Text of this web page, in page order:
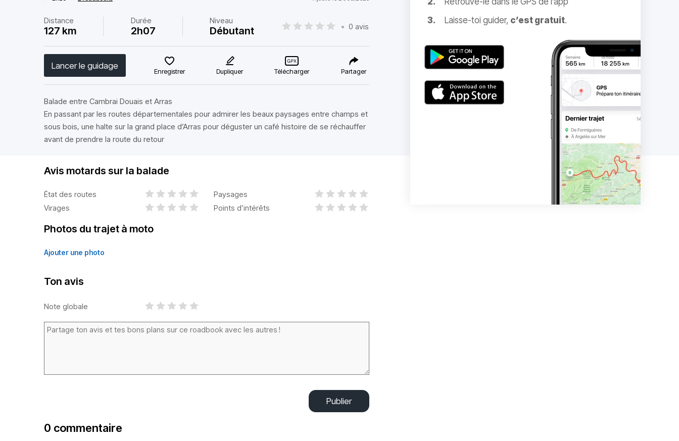
Distance
127 km
Durée
2h07
Niveau
Débutant • 0 avis
Lancer le guidage
Enregistrer Dupliquer Télécharger Partager
Balade entre Cambrai Douais et Arras
En passant par les routes départementales pour admirer les beaux paysages entre champs et
sous bois, une halte sur la grand place d’Arras pour déguster un café histoire de se réchauffer
avant de prendre la route du retour
Laisse-toi guider, c’est gratuit.
Avis motards sur la balade
État des routes
Paysages
Virages
Points d’intérêts
Photos du trajet à moto
Ajouter une photo
Ton avis
Note globale
Publier
0 commentaire